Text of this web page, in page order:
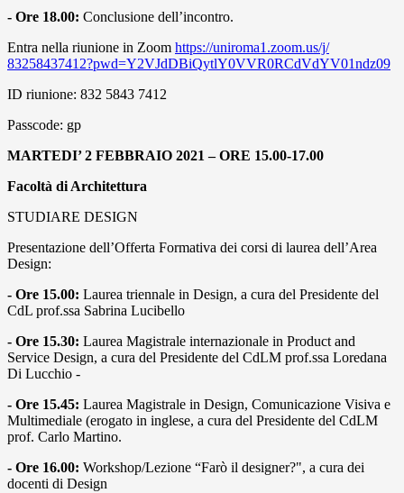
- Ore 18.00: Conclusione dell’incontro.
Entra nella riunione in Zoom https://uniroma1.zoom.us/j/
83258437412?pwd=Y2VJdDBiQytlY0VVR0RCdVdYV01ndz09
ID riunione: 832 5843 7412
Passcode: gp
MARTEDI’ 2 FEBBRAIO 2021 – ORE 15.00-17.00
Facoltà di Architettura
STUDIARE DESIGN
Presentazione dell’Offerta Formativa dei corsi di laurea dell’Area
Design:
- Ore 15.00: Laurea triennale in Design, a cura del Presidente del
CdL prof.ssa Sabrina Lucibello
- Ore 15.30: Laurea Magistrale internazionale in Product and
Service Design, a cura del Presidente del CdLM prof.ssa Loredana
Di Lucchio -
- Ore 15.45: Laurea Magistrale in Design, Comunicazione Visiva e
Multimediale (erogato in inglese, a cura del Presidente del CdLM
prof. Carlo Martino.
- Ore 16.00: Workshop/Lezione “Farò il designer?", a cura dei
docenti di Design